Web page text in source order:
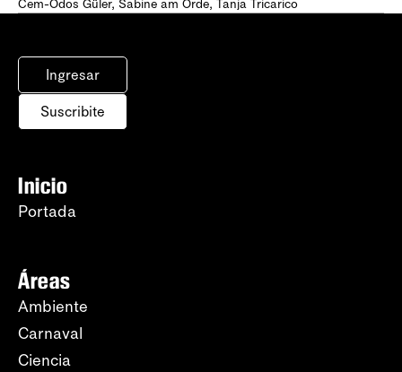
Cem-Odos Güler, Sabine am Orde, Tanja Tricarico
Ingresar
Suscribite
Inicio
Portada
Áreas
Ambiente
Carnaval
Ciencia